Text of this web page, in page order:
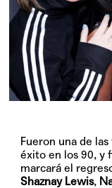
Fueron una de
éxito en los 90, y
marcará el
Shaznay Lewis,